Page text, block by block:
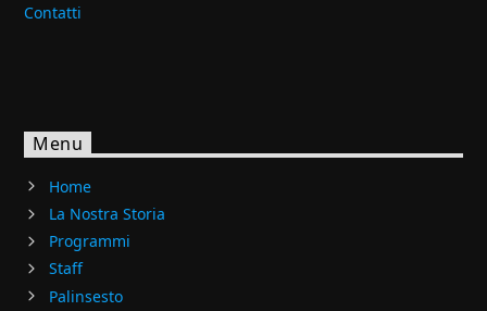
Contatti
Menu
Home
La Nostra Storia
Programmi
Staff
Palinsesto